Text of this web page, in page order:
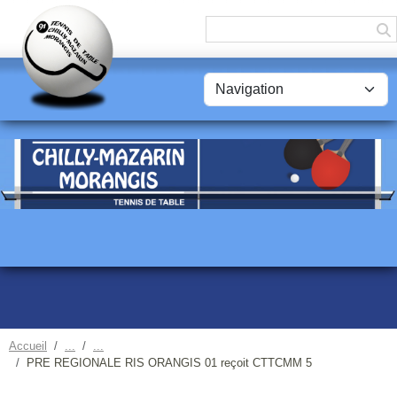
Accueil
PRE REGIONALE RIS ORANGIS 01 reçoit CTTCMM 5
Panneau de gestion des cookies